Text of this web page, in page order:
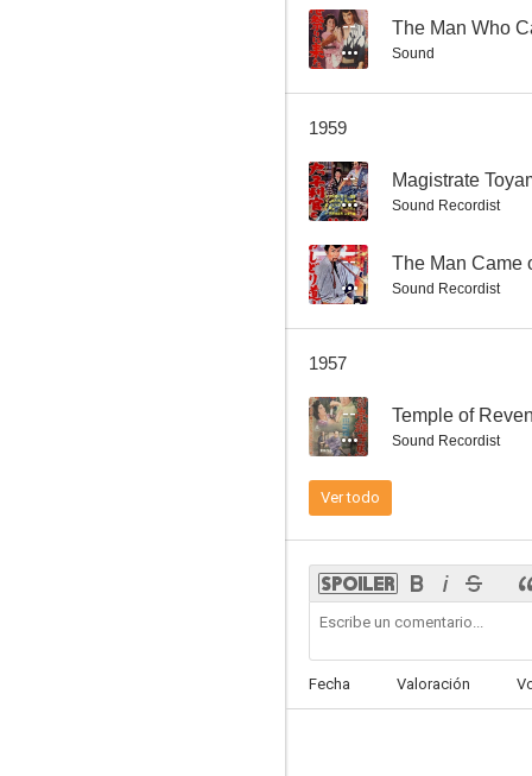
-- The Man Who
Sound
1959
--
Sound Recordist
-- The Man Came
Sound Recordist
1957
-- Temple of
Sound Recordist
Ver todo
Fecha Valoración